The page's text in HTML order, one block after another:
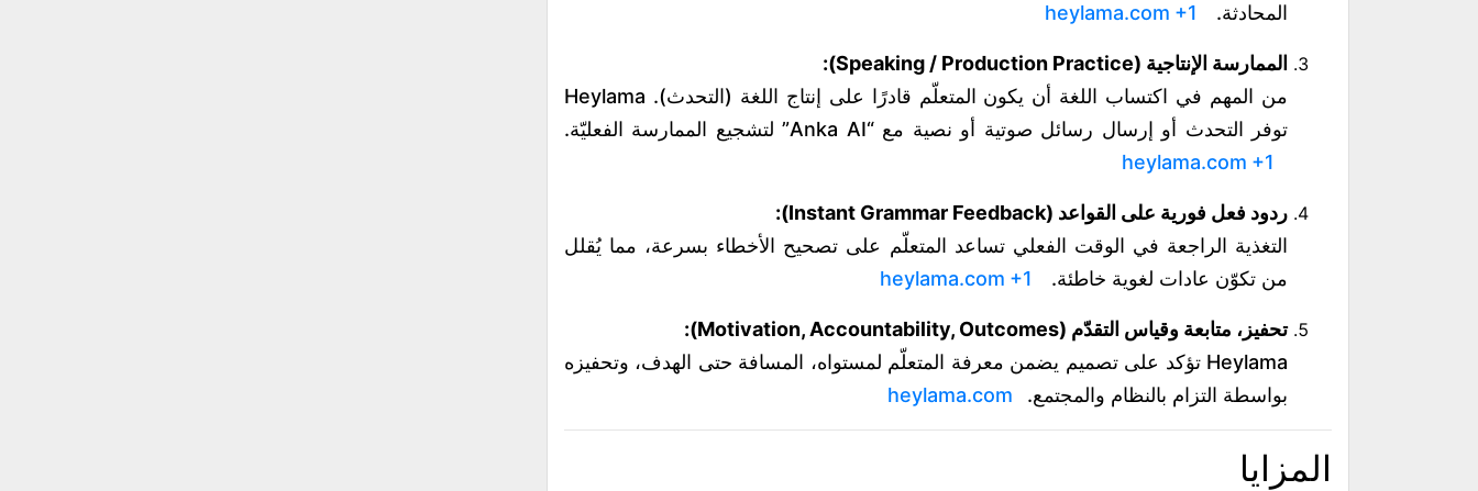
المحادثة.
heylama.com +1
الممارسة الإنتاجية (Speaking / Production Practice):
من المهم في اكتساب اللغة أن يكون المتعلّم قادرًا على إنتاج اللغة (التحدث). Heylama
توفر التحدث أو إرسال رسائل صوتية أو نصية مع “Anka AI” لتشجيع الممارسة الفعليّة.
heylama.com +1
ردود فعل فورية على القواعد (Instant Grammar Feedback):
التغذية الراجعة في الوقت الفعلي تساعد المتعلّم على تصحيح الأخطاء بسرعة، مما يُقلل
من تكوّن عادات لغوية خاطئة.
heylama.com +1
تحفيز، متابعة وقياس التقدّم (Motivation, Accountability, Outcomes):
Heylama تؤكد على تصميم يضمن معرفة المتعلّم لمستواه، المسافة حتى الهدف، وتحفيزه
بواسطة التزام بالنظام والمجتمع.
heylama.com
المزايا